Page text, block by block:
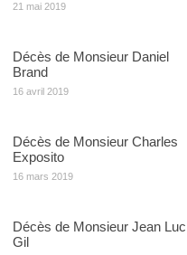
21 mai 2019
Décès de Monsieur Daniel
Brand
16 avril 2019
Décès de Monsieur Charles
Exposito
16 mars 2019
Décès de Monsieur Jean Luc
Gil